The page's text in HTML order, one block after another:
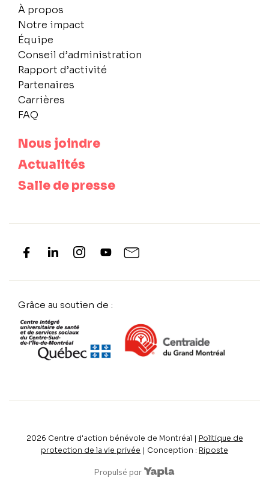
À propos
Notre impact
Équipe
Conseil d’administration
Rapport d’activité
Partenaires
Carrières
FAQ
Nous joindre
Actualités
Salle de presse
Grâce au soutien de :
2026 Centre d'action bénévole de Montréal | Politique de
protection de la vie privée | Conception : Riposte
Propulsé par